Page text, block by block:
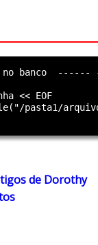
banco  ------
<< EOF
pasta1/
de Dorothy